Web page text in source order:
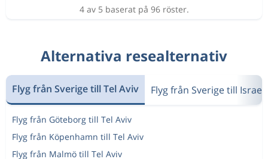
4 av 5 baserat på 96 röster.
Alternativa resealternativ
Flyg från Sverige till Tel Aviv Flyg från Sverige till Israel
Flyg från Göteborg till Tel Aviv
Flyg från Köpenhamn till Tel Aviv
Flyg från Malmö till Tel Aviv